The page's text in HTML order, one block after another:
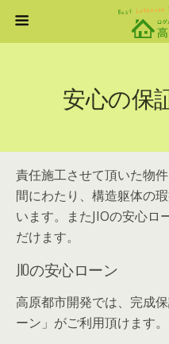
安心の保
責任施工させて頂いた物
間にわたり、構造躯体の
います。またJIOの安心ロ
だけます。
JIOの安心ローン
高原都市開発では、完成
ーン」がご利用頂けます。